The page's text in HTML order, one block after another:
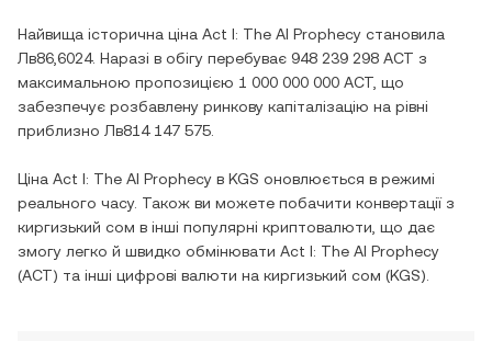
Найвища історична ціна Act I: The AI Prophecy становила
Лв86,6024. Наразі в обігу перебуває 948 239 298 ACT з
максимальною пропозицією 1 000 000 000 ACT , що
забезпечує розбавлену ринкову капіталізацію на рівні
приблизно Лв814 147 575
Ціна Act I: The AI Prophecy в KGS оновлюється в режимі
реального часу. Також ви можете побачити конвертації з
киргизький сом в інші популярні криптовалюти, що дає
змогу легко й швидко обмінювати Act I: The AI Prophecy
(ACT) та інші цифрові валюти на киргизький сом (KGS).